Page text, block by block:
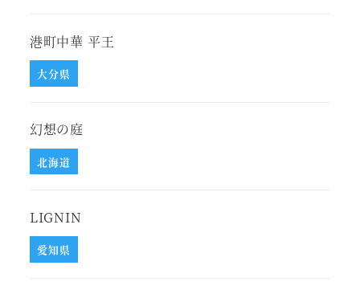
港町中華 平王
大分県
幻想の庭
北海道
LIGNIN
愛知県